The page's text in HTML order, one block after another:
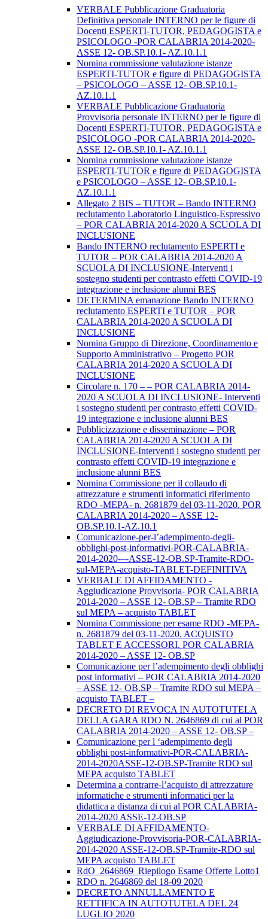
VERBALE Pubblicazione Graduatoria
Definitiva personale INTERNO per le figure di
Docenti ESPERTI-TUTOR, PEDAGOGISTA e
PSICOLOGO -POR CALABRIA 2014-2020-
ASSE 12- OB.SP.10.1- AZ.10.1.1
Nomina commissione valutazione istanze
ESPERTI-TUTOR e figure di PEDAGOGISTA
– PSICOLOGO – ASSE 12- OB.SP.10.1-
AZ.10.1.1
VERBALE Pubblicazione Graduatoria
Provvisoria personale INTERNO per le figure di
Docenti ESPERTI-TUTOR, PEDAGOGISTA e
PSICOLOGO -POR CALABRIA 2014-2020-
ASSE 12- OB.SP.10.1- AZ.10.1.1
Nomina commissione valutazione istanze
ESPERTI-TUTOR e figure di PEDAGOGISTA
e PSICOLOGO – ASSE 12- OB.SP.10.1-
AZ.10.1.1
Allegato 2 BIS – TUTOR – Bando INTERNO
reclutamento Laboratorio Linguistico-Espressivo
– POR CALABRIA 2014-2020 A SCUOLA DI
INCLUSIONE
Bando INTERNO reclutamento ESPERTI e
TUTOR – POR CALABRIA 2014-2020 A
SCUOLA DI INCLUSIONE-Interventi i
sostegno studenti per contrasto effetti COVID-19
integrazione e inclusione alunni BES
DETERMINA emanazione Bando INTERNO
reclutamento ESPERTI e TUTOR – POR
CALABRIA 2014-2020 A SCUOLA DI
INCLUSIONE
Nomina Gruppo di Direzione, Coordinamento e
Supporto Amministrativo – Progetto POR
CALABRIA 2014-2020 A SCUOLA DI
INCLUSIONE
Circolare n. 170 – – POR CALABRIA 2014-
2020 A SCUOLA DI INCLUSIONE- Interventi
i sostegno studenti per contrasto effetti COVID-
19 integrazione e inclusione alunni BES
Pubblicizzazione e disseminazione – POR
CALABRIA 2014-2020 A SCUOLA DI
INCLUSIONE-Interventi i sostegno studenti per
contrasto effetti COVID-19 integrazione e
inclusione alunni BES
Nomina Commissione per il collaudo di
attrezzature e strumenti informatici riferimento
RDO -MEPA- n. 2681879 del 03-11-2020. POR
CALABRIA 2014-2020 – ASSE 12-
OB.SP.10.1-AZ.10.1
Comunicazione-per-l’adempimento-degli-
obblighi-post-informativi-POR-CALABRIA-
2014-2020-–-ASSE-12-OB.SP-Tramite-RDO-
sul-MEPA-acquisto-TABLET-DEFINITIVA
VERBALE DI AFFIDAMENTO -
Aggiudicazione Provvisoria- POR CALABRIA
2014-2020 – ASSE 12- OB.SP – Tramite RDO
sul MEPA – acquisto TABLET
Nomina Commissione per esame RDO -MEPA-
n. 2681879 del 03-11-2020. ACQUISTO
TABLET E ACCESSORI. POR CALABRIA
2014-2020 – ASSE 12- OB.SP
Comunicazione per l’adempimento degli obblighi
post informativi – POR CALABRIA 2014-2020
– ASSE 12- OB.SP – Tramite RDO sul MEPA –
acquisto TABLET –
DECRETO DI REVOCA IN AUTOTUTELA
DELLA GARA RDO N. 2646869 di cui al POR
CALABRIA 2014-2020 – ASSE 12- OB.SP –
Comunicazione per l ‘adempimento degli
obblighi post-informativi-POR-CALABRIA-
2014-2020ASSE-12-OB.SP-Tramite RDO sul
MEPA acquisto TABLET
Determina a contrarre-l’acquisto di attrezzature
informatiche e strumenti informatici per la
didattica a distanza di cui al POR CALABRIA-
2014-2020 ASSE-12-OB.SP
VERBALE DI AFFIDAMENTO-
Aggiudicazione-Provvisoria-POR-CALABRIA-
2014-2020 ASSE-12-OB.SP-Tramite-RDO sul
MEPA acquisto TABLET
RdO_2646869_Riepilogo Esame Offerte Lotto1
RDO n. 2646869 del 18-09 2020
DECRETO ANNULLAMENTO E
RETTIFICA IN AUTOTUTELA DEL 24
LUGLIO 2020